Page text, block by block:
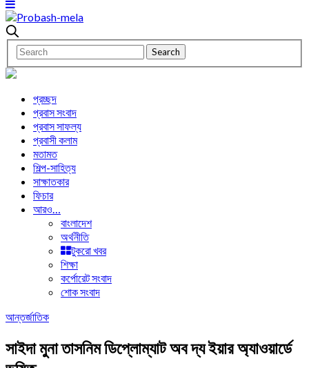
প্রচ্ছদ
প্রবাস সংবাদ
প্রবাস সাফল্য
প্রবাসী কলাম
মতামত
শিল্প-সাহিত্য
সাক্ষাতকার
ফিচার
আরও…
বাংলাদেশ
অর্থনীতি
টুকরো খবর
শিক্ষা
কর্পোরেট সংবাদ
শোক সংবাদ
আন্তর্জাতিক
সাইদা মুনা তাসনিম ডিপ্লোম্যাট অব দ্য ইয়ার অ্যাওয়ার্ডে